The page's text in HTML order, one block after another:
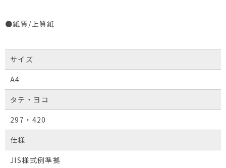
●紙質/上質紙
サイズ
A4
タテ・ヨコ
297・420
仕様
JIS様式例準拠